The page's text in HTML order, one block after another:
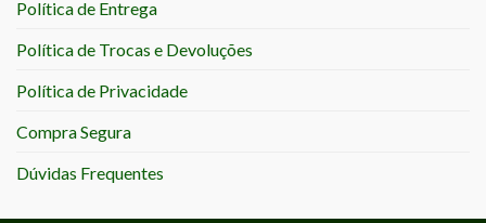
Política de Entrega
Política de Trocas e Devoluções
Política de Privacidade
Compra Segura
Dúvidas Frequentes